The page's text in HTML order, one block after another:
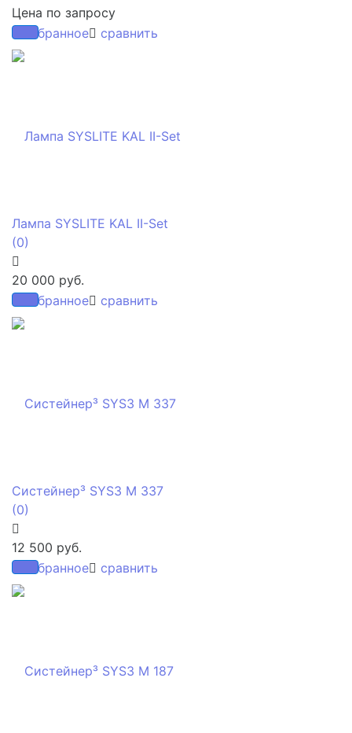
избранное сравнить
Цена по запросу
избранное сравнить
Лампа SYSLITE KAL II-Set
(0)
20 000 руб.
избранное сравнить
Систейнер³ SYS3 M 337
(0)
12 500 руб.